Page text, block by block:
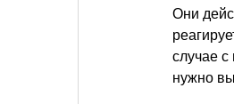
Они
случае
нужно